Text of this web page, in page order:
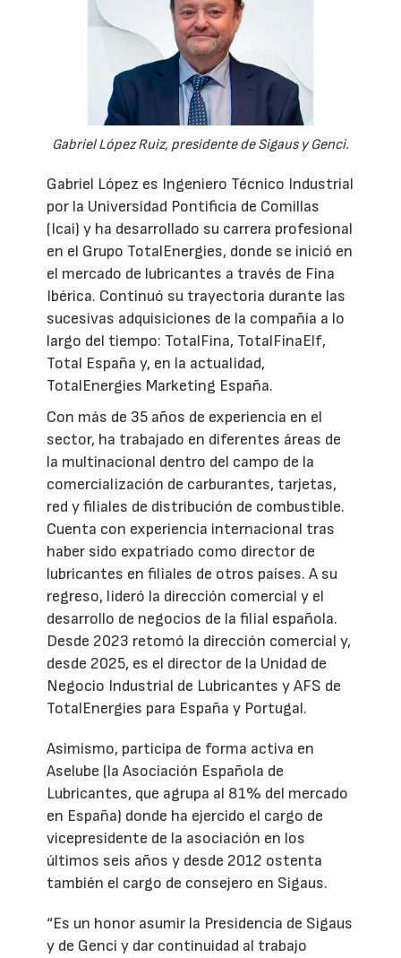
Gabriel López Ruiz, presidente de Sigaus y Genci.
Gabriel López es Ingeniero Técnico Industrial
por la Universidad Pontificia de Comillas
(Icai) y ha desarrollado su carrera profesional
en el Grupo TotalEnergies, donde se inició en
el mercado de lubricantes a través de Fina
Ibérica. Continuó su trayectoria durante las
sucesivas adquisiciones de la compañía a lo
largo del tiempo: TotalFina, TotalFinaElf,
Total España y, en la actualidad,
TotalEnergies Marketing España.
Con más de 35 años de experiencia en el
sector, ha trabajado en diferentes áreas de
la multinacional dentro del campo de la
comercialización de carburantes, tarjetas,
red y filiales de distribución de combustible.
Cuenta con experiencia internacional tras
haber sido expatriado como director de
lubricantes en filiales de otros países. A su
regreso, lideró la dirección comercial y el
desarrollo de negocios de la filial española.
Desde 2023 retomó la dirección comercial y,
desde 2025, es el director de la Unidad de
Negocio Industrial de Lubricantes y AFS de
TotalEnergies para España y Portugal.
Asimismo, participa de forma activa en
Aselube (la Asociación Española de
Lubricantes, que agrupa al 81% del mercado
en España) donde ha ejercido el cargo de
vicepresidente de la asociación en los
últimos seis años y desde 2012 ostenta
también el cargo de consejero en Sigaus.
“Es un honor asumir la Presidencia de Sigaus
y de Genci y dar continuidad al trabajo